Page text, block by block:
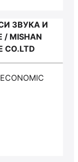
ЗВУКА И
MISHAN
CO.LTD